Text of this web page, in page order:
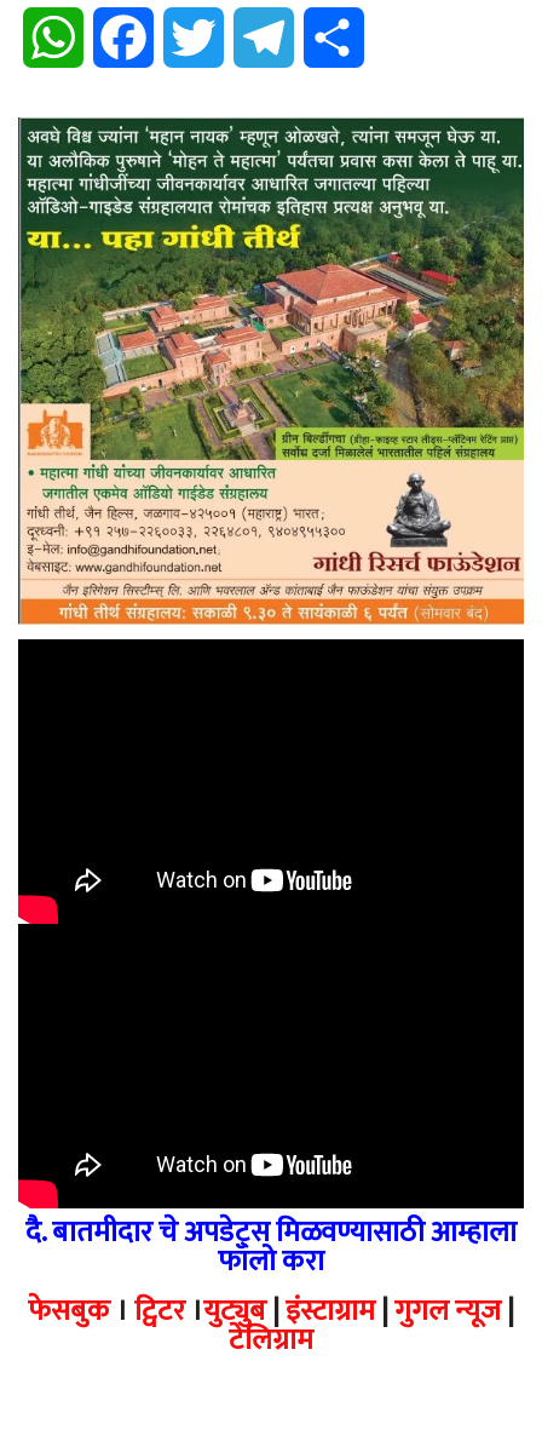
WhatsApp Facebook Twitter Telegram
दै. बातमीदार चे अपडेट्स मिळवण्यासाठी आम्हाला
फॉलो करा
फेसबुक। ट्विटर।युट्युब|इंस्टाग्राम|गुगल न्यूज|
टेलिग्राम